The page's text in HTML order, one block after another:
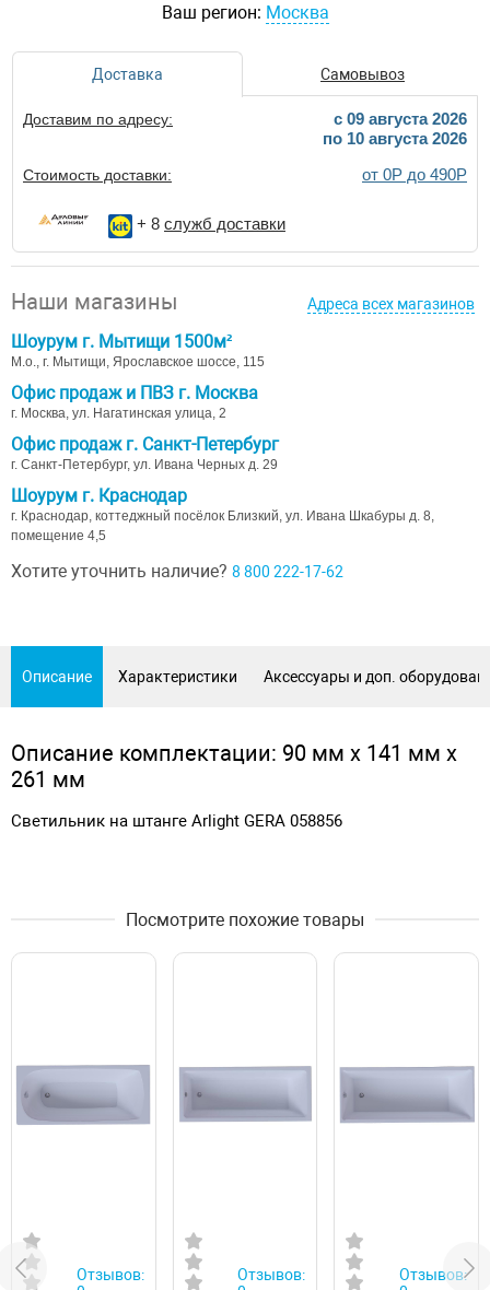
Ваш регион: Москва
Доставка Самовывоз
Доставим по адресу:
c 09 августа 2026
по 10 августа 2026
Стоимость доставки: от 0Р до 490Р
+ 8 служб доставки
Наши магазины Адреса всех магазинов
Шоурум г. Мытищи 1500м²
М.о., г. Мытищи, Ярославское шоссе, 115
Офис продаж и ПВЗ г. Москва
г. Москва, ул. Нагатинская улица, 2
Офис продаж г. Санкт-Петербург
г. Санкт-Петербург, ул. Ивана Черных д. 29
Шоурум г. Краснодар
г. Краснодар, коттеджный посёлок Близкий, ул. Ивана Шкабуры д. 8,
помещение 4,5
Хотите уточнить наличие? 8 800 222-17-62
Описание Характеристики Аксессуары и доп.
Описание комплектации: 90 мм х 141 мм х
261 мм
Светильник на штанге Arlight GERA 058856
Посмотрите похожие товары
Отзывов:
Отзывов:
Отзывов: